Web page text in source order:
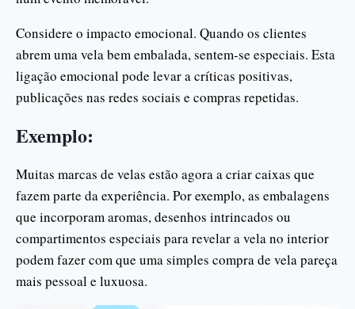
Considere o impacto emocional. Quando os clientes
abrem uma vela bem embalada, sentem-se especiais. Esta
ligação emocional pode levar a críticas positivas,
publicações nas redes sociais e compras repetidas.
Exemplo:
Muitas marcas de velas estão agora a criar caixas que
fazem parte da experiência. Por exemplo, as embalagens
que incorporam aromas, desenhos intrincados ou
compartimentos especiais para revelar a vela no interior
podem fazer com que uma simples compra de vela pareça
mais pessoal e luxuosa.